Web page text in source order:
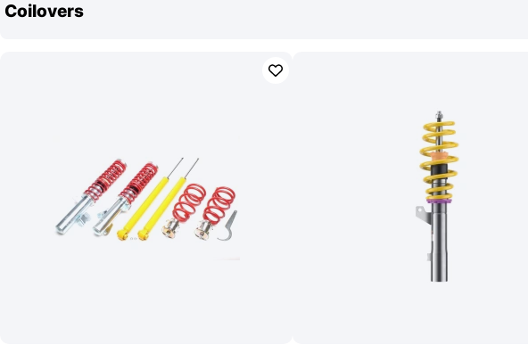
Coilovers